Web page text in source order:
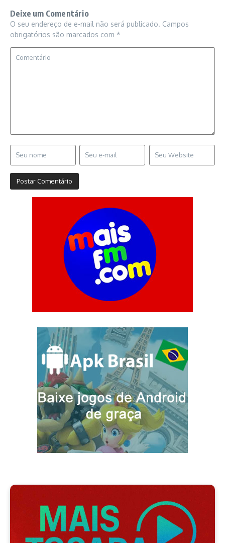
Deixe um Comentário
O seu endereço de e-mail não será publicado. Campos
obrigatórios são marcados com *